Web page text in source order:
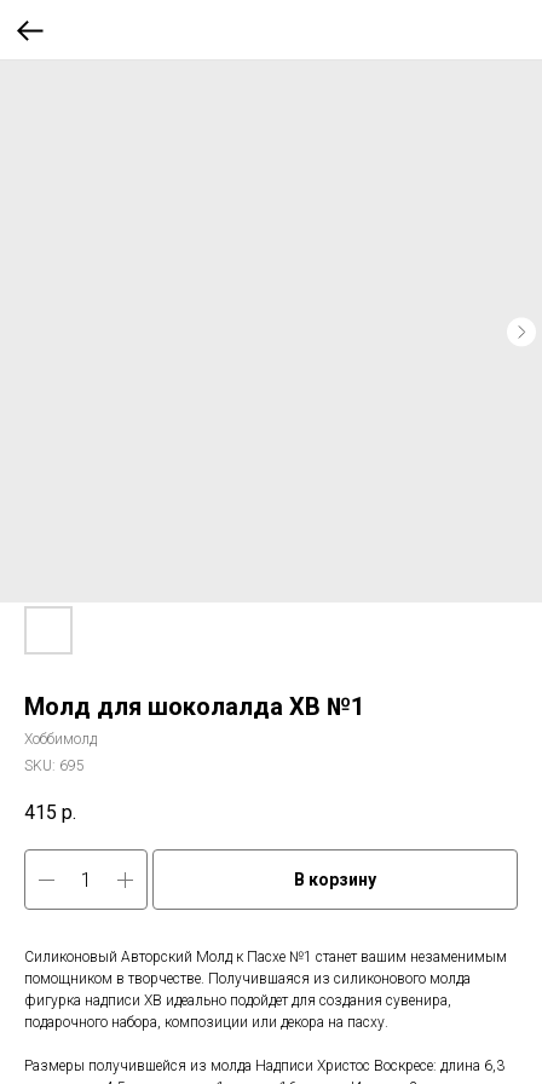
Молд для шоколалда ХВ №1
Хоббимолд
SKU: 695
415 р.
В корзину
Силиконовый Авторский Молд к Пасхе №1 станет вашим незаменимым
помощником в творчестве. Получившаяся из силиконового молда
фигурка надписи ХВ идеально подойдет для создания сувенира,
подарочного набора, композиции или декора на пасху.
Размеры получившейся из молда Надписи Христос Воскресе: длина 6,3